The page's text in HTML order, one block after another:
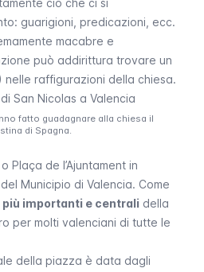
ciò che ci si
guarigioni, predicazioni, ecc.
macabre e
può addirittura trovare un
raffigurazioni della chiesa.
fatto guadagnare alla chiesa il
di Spagna.
o Plaça de l’Ajuntament in
Municipio di Valencia. Come
più importanti e centrali della
per molti valenciani di tutte le
della piazza è data dagli